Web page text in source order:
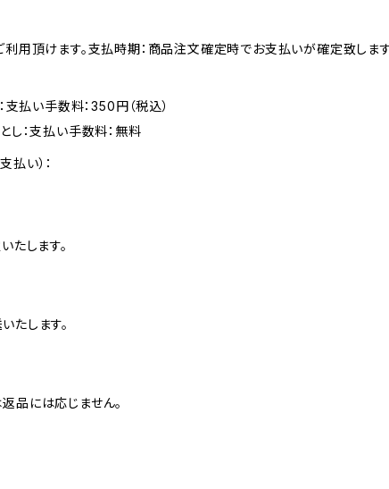
用頂けます。支払時期：商品注文確定時でお支払いが確定致します
払い手数料：350円（税込）
し：支払い手数料：無料
い）：
たします。
たします。
品には応じません。